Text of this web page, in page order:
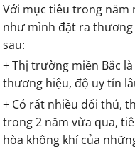
Với mục tiêu trong năm
như mình đặt ra thương
sau:
+ Thị trường miền Bắc
thương hiệu, độ uy tín
+ Có rất nhiều đối thủ,
trong 2 năm vừa qua,
hòa không khí của